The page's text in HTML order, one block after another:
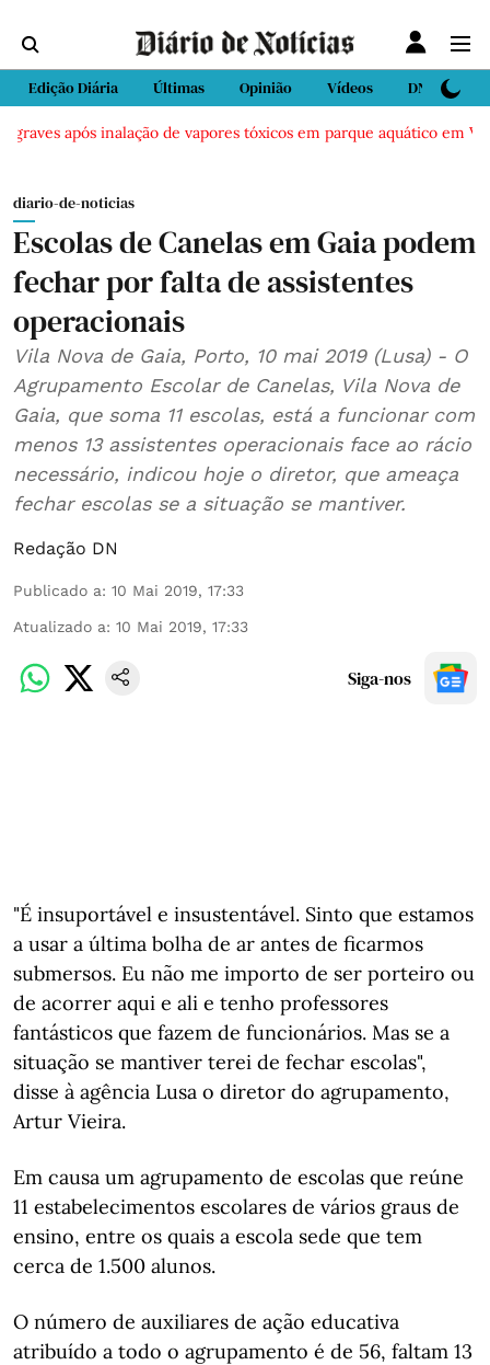
Edição Diária Últimas Opinião Vídeos DN Sport
após inalação de vapores tóxicos em parque aquático em
diario-de-noticias
Escolas de Canelas em Gaia podem
fechar por falta de assistentes
operacionais
Vila Nova de Gaia, Porto, 10 mai 2019 (Lusa) - O
Agrupamento Escolar de Canelas, Vila Nova de
Gaia, que soma 11 escolas, está a funcionar com
menos 13 assistentes operacionais face ao rácio
necessário, indicou hoje o diretor, que ameaça
fechar escolas se a situação se mantiver.
Redação DN
Publicado a: 10 Mai 2019, 17:33
Atualizado a: 10 Mai 2019, 17:33
Siga-nos
"É insuportável e insustentável. Sinto que estamos
a usar a última bolha de ar antes de ficarmos
submersos. Eu não me importo de ser porteiro ou
de acorrer aqui e ali e tenho professores
fantásticos que fazem de funcionários. Mas se a
situação se mantiver terei de fechar escolas",
disse à agência Lusa o diretor do agrupamento,
Artur Vieira.
Em causa um agrupamento de escolas que reúne
11 estabelecimentos escolares de vários graus de
ensino, entre os quais a escola sede que tem
cerca de 1.500 alunos.
O número de auxiliares de ação educativa
atribuído a todo o agrupamento é de 56, faltam 13